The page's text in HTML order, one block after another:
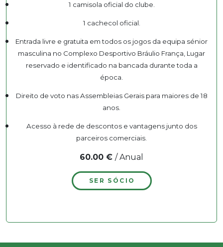
1 camisola oficial do clube.
1 cachecol oficial.
Entrada livre e gratuita em todos os jogos da equipa sénior
masculina no Complexo Desportivo Bráulio França, Lugar
reservado e identificado na bancada durante toda a
época.
Direito de voto nas Assembleias Gerais para maiores de 18
anos.
Acesso à rede de descontos e vantagens junto dos
parceiros comerciais.
60.00 € / Anual
SER SÓCIO